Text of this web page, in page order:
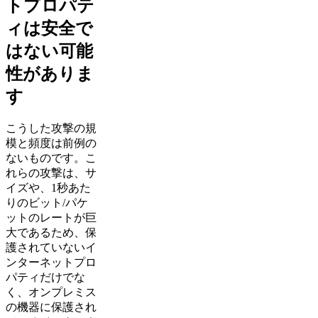
トプロパテ
ィは安全で
はない可能
性がありま
す
こうした攻撃の規
模と頻度は前例の
ないものです。こ
れらの攻撃は、サ
イズや、1秒あた
りのビット/パケ
ットのレートが巨
大であるため、保
護されていないイ
ンターネットプロ
パティだけでな
く、オンプレミス
の機器に保護され